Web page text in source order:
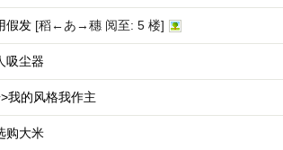
假发 [稻←あ→穗 阅至: 5 楼]
吸尘器
我的风格我作主
购大米